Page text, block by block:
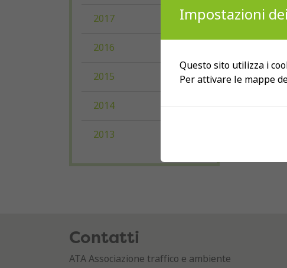
2017
2016
2015
2014
2013
Contatti
ATA Associazione traffico e ambiente
Impostazioni
Questo sito utilizza i
Per attivare le mappe